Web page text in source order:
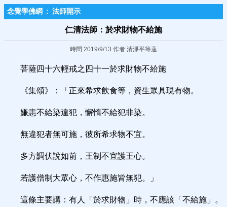
念覺學佛網 : 法師開示
仁清法師：於求財物不給施
時間:2019/9/13 作者:清淨平等蓮
菩薩四十六輕戒之四十一於求財物不給施
《集頌》：「正來希求飲食等，資生眾具現有物。
嫌恚不給染違犯，懈惰不給犯非染。
無違犯者無可施，彼所希求物不宜。
多方調伏說如前，王制不宜護王心。
若護僧制大眾心，不作惠施皆無犯。」
這條主要講：有人「於求財物」時，不應該「不給施」。